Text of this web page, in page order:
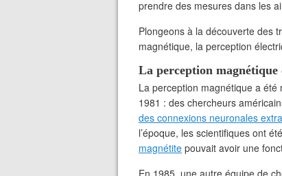
prendre des mesures dans les
Plongeons à la découverte des
magnétique, la perception
La perception magnétique
La perception magnétique a
1981 : des chercheurs
des connexions neuronales
l’époque, les scientifiques ont
magnétite pouvait avoir une
En 1985, une autre équipe de